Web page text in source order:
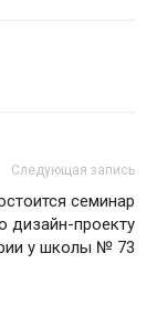
Следующая запись
семинар
дизайн-проекту
у школы № 73